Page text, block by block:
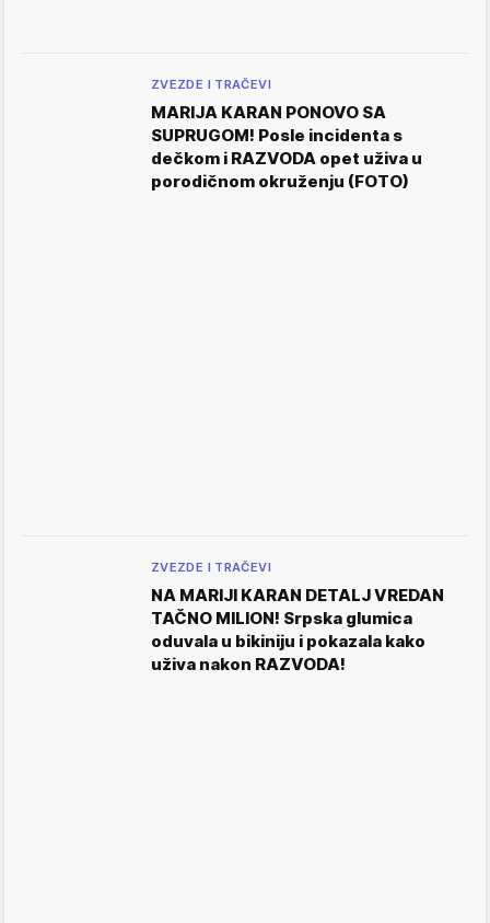
ZVEZDE I TRAČEVI
MARIJA KARAN PONOVO SA
SUPRUGOM! Posle incidenta s
dečkom i RAZVODA opet uživa u
porodičnom okruženju (FOTO)
ZVEZDE I TRAČEVI
NA MARIJI KARAN DETALJ VREDAN
TAČNO MILION! Srpska glumica
oduvala u bikiniju i pokazala kako
uživa nakon RAZVODA!